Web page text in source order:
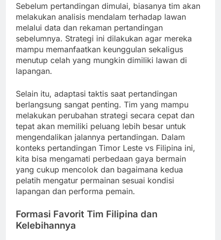
Sebelum pertandingan dimulai, biasanya tim akan
melakukan analisis mendalam terhadap lawan
melalui data dan rekaman pertandingan
sebelumnya. Strategi ini dilakukan agar mereka
mampu memanfaatkan keunggulan sekaligus
menutup celah yang mungkin dimiliki lawan di
lapangan.
Selain itu, adaptasi taktis saat pertandingan
berlangsung sangat penting. Tim yang mampu
melakukan perubahan strategi secara cepat dan
tepat akan memiliki peluang lebih besar untuk
mengendalikan jalannya pertandingan. Dalam
konteks pertandingan Timor Leste vs Filipina ini,
kita bisa mengamati perbedaan gaya bermain
yang cukup mencolok dan bagaimana kedua
pelatih mengatur permainan sesuai kondisi
lapangan dan performa pemain.
Formasi Favorit Tim Filipina dan
Kelebihannya